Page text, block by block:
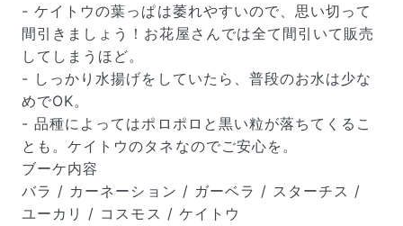
きな時に好きな花をご注文いただけます。
Q. 配送できないエリアはありますか？
ただいま沖縄・離島エリアへの配送には対応しておりませ
ん。ご了承ください。
Q. 配送日時は指定できますか？
お花をベストなタイミングで発送しているため、お届け日の
指定はできません。受け取り時間帯は、発送後にクロネコヤ
マトのアプリから変更可能です。
Q. 注文後にキャンセルできますか？
ご注文後一定時間内であればキャンセル可能です。
- ケイトウの葉っぱは萎れやすいので、思い切って
間引きましょう！お花屋さんでは全て間引いて販売
してしまうほど。
- しっかり水揚げをしていたら、普段のお水は少な
めでOK。
- 品種によってはポロポロと黒い粒が落ちてくるこ
とも。ケイトウのタネなのでご安心を。
ブーケ内容
バラ / カーネーション / ガーベラ / スターチス /
ユーカリ / コスモス / ケイトウ